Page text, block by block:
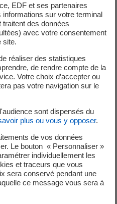
l’Énergie (la CRÉ) a
novembre 2023, pour la
2024, le Cadre
la MDE. Ce plan
d’économie de 13 GWh
contribuant à la
d’électricité sur l’ile, soit
évitée sur 1 an. Pour y
ont été identifiées dans le
;
EDF et ses partenaires
sur votre terminal
des données
avec votre consentement
site.
réaliser des statistiques
de rendre compte de la
Votre choix d’accepter ou
pas votre navigation sur le
sont dispensés du
plus ou vous y opposer.
de vos données
Le bouton « Personnaliser »
individuellement les
et traceurs que vous
sera conservé pendant une
ce message vous sera à